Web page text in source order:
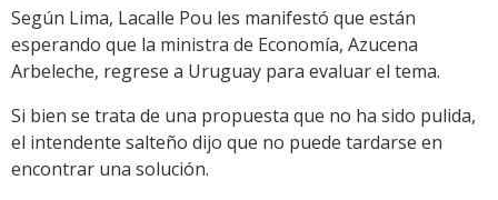
Según Lima, Lacalle Pou les manifestó que están
esperando que la ministra de Economía, Azucena
Arbeleche, regrese a Uruguay para evaluar el tema.
Si bien se trata de una propuesta que no ha sido pulida,
el intendente salteño dijo que no puede tardarse en
encontrar una solución.